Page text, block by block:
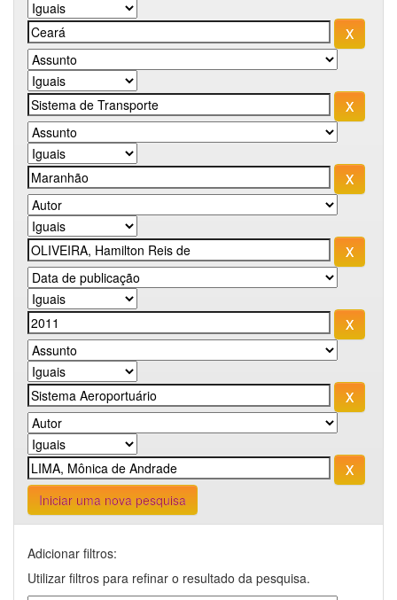
Iniciar uma nova pesquisa
Adicionar filtros:
Utilizar filtros para refinar o resultado da pesquisa.